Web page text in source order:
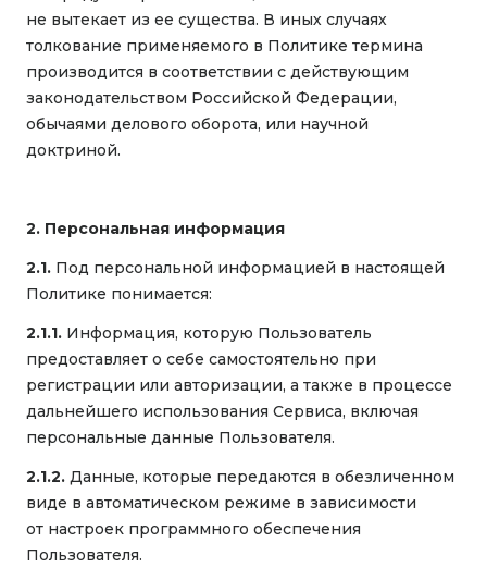
не вытекает из ее существа. В иных случаях
толкование применяемого в Политике термина
производится в соответствии с действующим
законодательством Российской Федерации,
обычаями делового оборота, или научной
доктриной.
2. Персональная информация
2.1. Под персональной информацией в настоящей
Политике понимается:
2.1.1. Информация, которую Пользователь
предоставляет о себе самостоятельно при
регистрации или авторизации, а также в процессе
дальнейшего использования Сервиса, включая
персональные данные Пользователя.
2.1.2. Данные, которые передаются в обезличенном
виде в автоматическом режиме в зависимости
от настроек программного обеспечения
Пользователя.